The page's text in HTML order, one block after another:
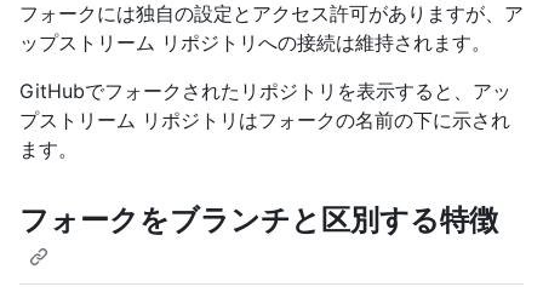
フォークには独自の設定とアクセス許可がありますが、ア
ップストリーム リポジトリへの接続は維持されます。
GitHubでフォークされたリポジトリを表示すると、アッ
プストリーム リポジトリはフォークの名前の下に示され
ます。
フォークをブランチと区別する特徴